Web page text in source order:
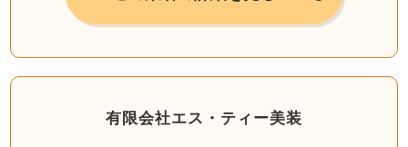
有限会社エス・ティー美装